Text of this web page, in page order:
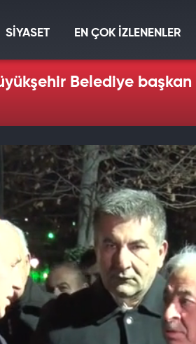
SİYASET EN ÇOK İZLENENLER
Belediye